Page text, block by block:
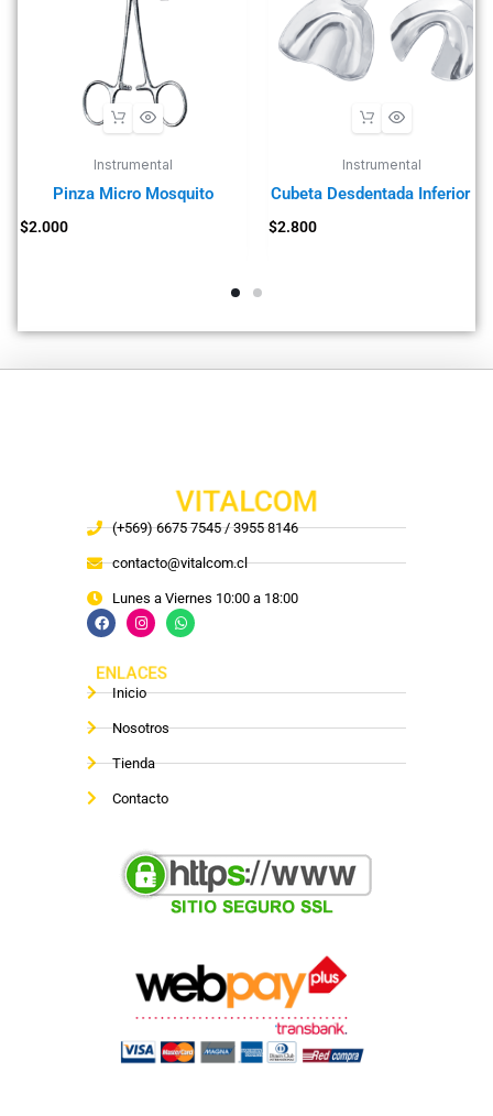
Instrumental
Pinza Micro Mosquito
$2.000
Instrumental
Cubeta Desdentada Inferior XL
$2.800
VITALCOM
(+569) 6675 7545 / 3955 8146
contacto@vitalcom.cl
Lunes a Viernes 10:00 a 18:00
ENLACES
Inicio
Nosotros
Tienda
Contacto